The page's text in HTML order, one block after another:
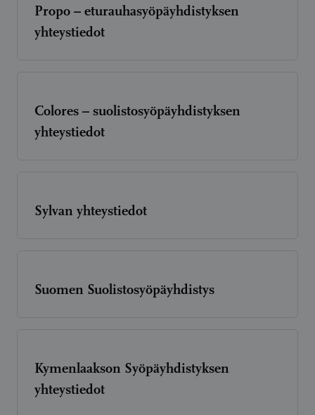
Propo – eturauhasyöpäyhdistyksen
yhteystiedot
Colores – suolistosyöpäyhdistyksen
yhteystiedot
Sylvan yhteystiedot
Suomen Suolistosyöpäyhdistys
Kymenlaakson Syöpäyhdistyksen
yhteystiedot